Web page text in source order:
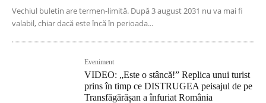
Vechiul buletin are termen-limită. După 3 august 2031 nu va mai fi
valabil, chiar dacă este încă în perioada...
Eveniment
VIDEO: „Este o stâncă!” Replica unui turist
prins în timp ce DISTRUGEA peisajul de pe
Transfăgărășan a înfuriat România